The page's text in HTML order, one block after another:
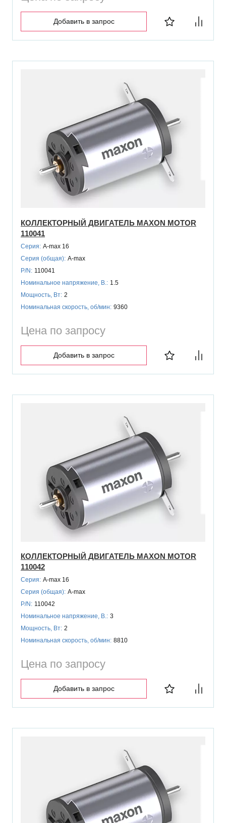
Добавить в запрос
КОЛЛЕКТОРНЫЙ ДВИГАТЕЛЬ MAXON MOTOR
110041
Серия: A-max 16
Серия (общая): A-max
P/N: 110041
Номинальное напряжение, В.: 1.5
Мощность, Вт: 2
Номинальная скорость, об/мин: 9360
Цена по запросу
Добавить в запрос
КОЛЛЕКТОРНЫЙ ДВИГАТЕЛЬ MAXON MOTOR
110042
Серия: A-max 16
Серия (общая): A-max
P/N: 110042
Номинальное напряжение, В.: 3
Мощность, Вт: 2
Номинальная скорость, об/мин: 8810
Цена по запросу
Добавить в запрос